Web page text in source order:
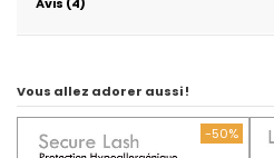
Vous allez adorer aussi !
-50%